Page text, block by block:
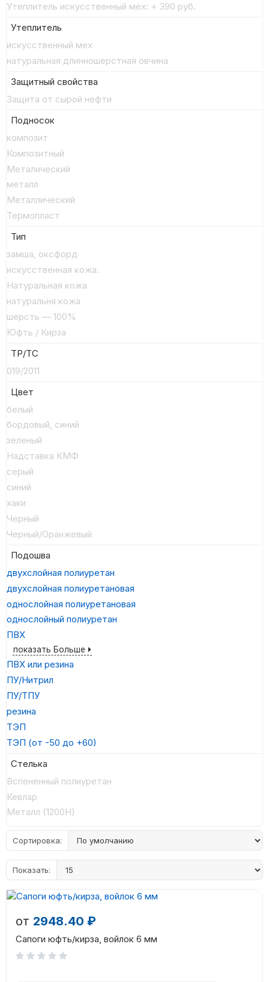
Утеплитель искусственный мех: + 390 руб.
Утеплитель
искусственный мех
натуральная длинношерстная овчина
Защитный свойства
Защита от сырой нефти
Подносок
композит
Композитный
Металический
металл
Металлический
Термопласт
Тип
замша, оксфорд
искусственная кожа.
Натуральная кожа
натуральня кожа
шерсть — 100%
Юфть / Кирза
ТР/ТС
019/2011
Цвет
белый
бордовый, синий
зеленый
Надставка КМФ
серый
синий
хаки
Черный
Черный/Оранжевый
Подошва
двухслойная полиуретан
двухслойная полиуретановая
однослойная полиуретановая
однослойный полиуретан
ПВХ
показать Больше
ПВХ или резина
ПУ/Нитрил
ПУ/ТПУ
резина
ТЭП
ТЭП (от -50 до +60)
Стелька
Вспененный полиуретан
Кевлар
Металл (1200Н)
Сортировка:
Показать:
от 2948.40 ₽
Сапоги юфть/кирза, войлок 6 мм